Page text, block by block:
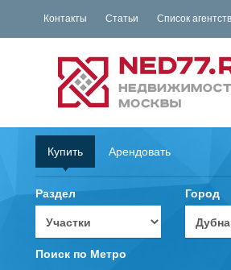
Контакты Статьи Список агентств
Купить Арендовать
Раздел Город
Поиск по Метро